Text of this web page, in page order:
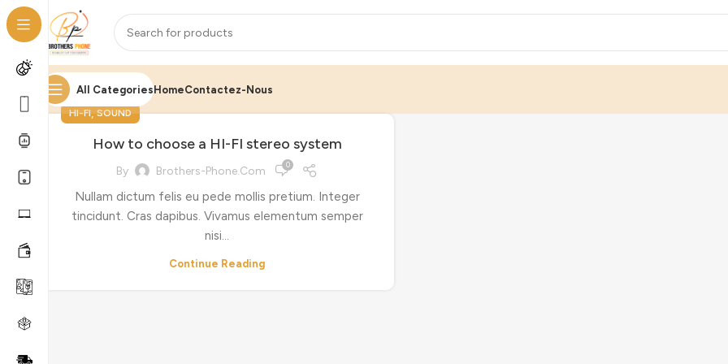
All CategoriesHomeContactez-Nous
HI-FI,SOUND
How to choose a HI-FI stereo system
By Brothers-Phone.com 0
Nullam dictum felis eu pede mollis pretium. Integer
tincidunt. Cras dapibus. Vivamus elementum semper
nisi…
Continue Reading